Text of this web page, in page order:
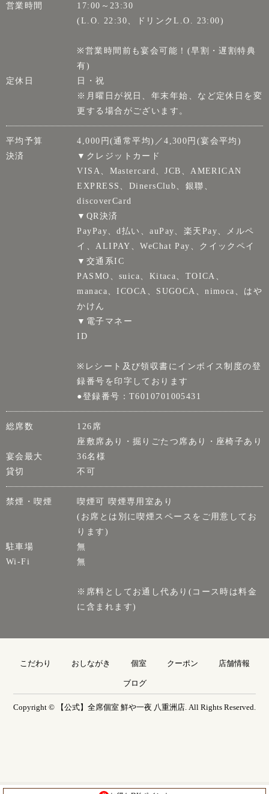
営業時間
17:00～23:30
(L.O. 22:30、ドリンクL.O. 23:00)
※営業時間前も宴会可能！(早割・遅割特典
有)
定休日
日・祝
※月曜日が祝日、年末年始、など定休日を変
更する場合がございます。
平均予算
4,000円(通常平均)／4,300円(宴会平均)
決済
▼クレジットカード
VISA、Mastercard、JCB、AMERICAN
EXPRESS、DinersClub、銀聯、
discoverCard
▼QR決済
PayPay、d払い、auPay、楽天Pay、メルペ
イ、ALIPAY、WeChat Pay、クイックペイ
▼交通系IC
PASMO、suica、Kitaca、TOICA、
manaca、ICOCA、SUGOCA、nimoca、はや
かけん
▼電子マネー
ID
※レシート及び領収書にインボイス制度の登
録番号を印字しております
●登録番号：T6010701005431
総席数
126席
座敷席あり・掘りごたつ席あり・座椅子あり
宴会最大
36名様
貸切
不可
禁煙・喫煙
喫煙可 喫煙専用室あり
(お席とは別に喫煙スペースをご用意してお
ります)
駐車場
無
Wi-Fi
無
※席料としてお通し代あり(コース時は料金
に含まれます)
こだわり おしながき 個室 クーポン 店舗情報
ブログ
Copyright © 【公式】全席個室 鮮や一夜 八重洲店. All Rights Reserved.